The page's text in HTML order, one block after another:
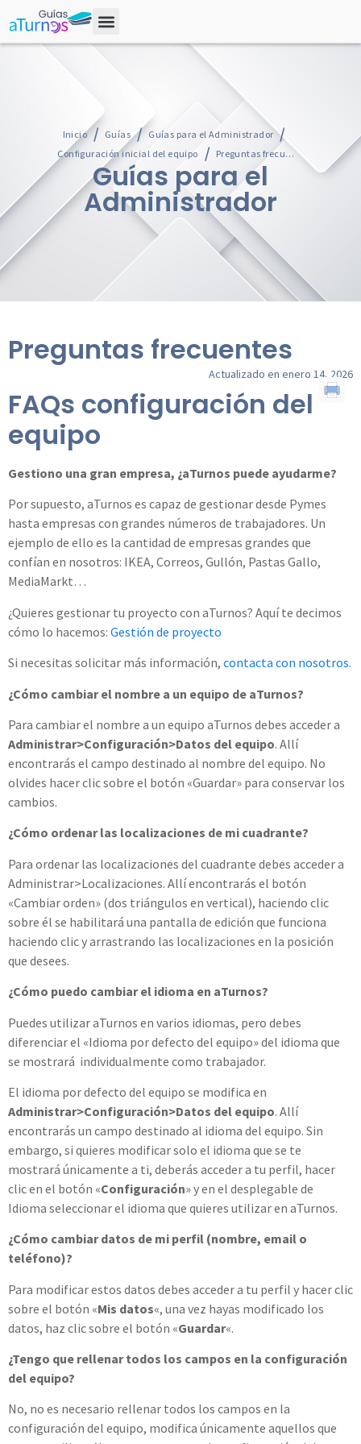
Inicio Guías
Guías para el Administrador
Configuración inicial del equipo
Preguntas frecuentes
Guías para el
Administrador
Preguntas frecuentes
Actualizado en enero 14, 2026
FAQs configuración del
equipo
Gestiono una gran empresa, ¿aTurnos puede ayudarme?
Por supuesto, aTurnos es capaz de gestionar desde Pymes
hasta empresas con grandes números de trabajadores. Un
ejemplo de ello es la cantidad de empresas grandes que
confían en nosotros: IKEA, Correos, Gullón, Pastas Gallo,
MediaMarkt…
¿Quieres gestionar tu proyecto con aTurnos? Aquí te decimos
cómo lo hacemos: Gestión de proyecto
Si necesitas solicitar más información, contacta con nosotros.
¿Cómo cambiar el nombre a un equipo de aTurnos?
Para cambiar el nombre a un equipo aTurnos debes acceder a
Administrar>Configuración>Datos del equipo. Allí
encontrarás el campo destinado al nombre del equipo. No
olvides hacer clic sobre el botón «Guardar» para conservar los
cambios.
¿Cómo ordenar las localizaciones de mi cuadrante?
Para ordenar las localizaciones del cuadrante debes acceder a
Administrar>Localizaciones. Allí encontrarás el botón
«Cambiar orden» (dos triángulos en vertical), haciendo clic
sobre él se habilitará una pantalla de edición que funciona
haciendo clic y arrastrando las localizaciones en la posición
que desees.
¿Cómo puedo cambiar el idioma en aTurnos?
Puedes utilizar aTurnos en varios idiomas, pero debes
diferenciar el «Idioma por defecto del equipo» del idioma que
se mostrará individualmente como trabajador.
El idioma por defecto del equipo se modifica en
Administrar>Configuración>Datos del equipo. Allí
encontrarás un campo destinado al idioma del equipo. Sin
embargo, si quieres modificar solo el idioma que se te
mostrará únicamente a ti, deberás acceder a tu perfil, hacer
clic en el botón «Configuración» y en el desplegable de
Idioma seleccionar el idioma que quieres utilizar en aTurnos.
¿Cómo cambiar datos de mi perfil (nombre, email o
teléfono)?
Para modificar estos datos debes acceder a tu perfil y hacer clic
sobre el botón «Mis datos«, una vez hayas modificado los
datos, haz clic sobre el botón «Guardar«.
¿Tengo que rellenar todos los campos en la configuración
del equipo?
No, no es necesario rellenar todos los campos en la
configuración del equipo, modifica únicamente aquellos que